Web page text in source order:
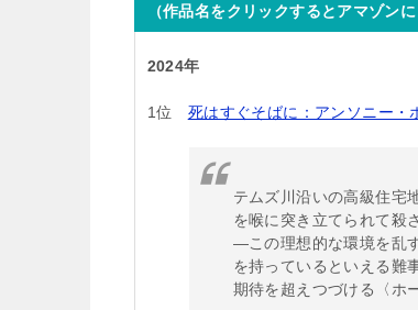
（作品名をクリックするとアマゾン
2024年
1位 死はすぐそばに：アンソニー・
テムズ川沿いの高級住宅
を喉に突き立てられて殺
―この理想的な環境を乱
を持っているといえる
期待を超えつづける〈ホ